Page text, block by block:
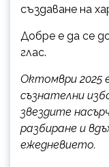
създаване на
Добре е да се
глас.
Октомври 2025
съзнателни
звездите
разбиране и
ежедневието.